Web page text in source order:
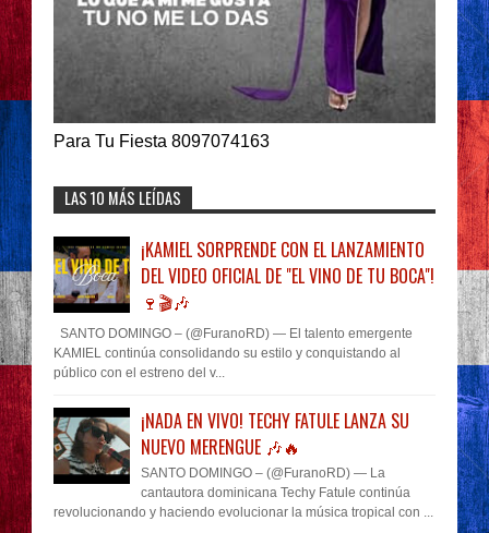
Para Tu Fiesta 8097074163
LAS 10 MÁS LEÍDAS
¡KAMIEL SORPRENDE CON EL LANZAMIENTO
DEL VIDEO OFICIAL DE "EL VINO DE TU BOCA"!
🍷🎬🎶
SANTO DOMINGO – (@FuranoRD) — El talento emergente
KAMIEL continúa consolidando su estilo y conquistando al
público con el estreno del v...
¡NADA EN VIVO! TECHY FATULE LANZA SU
NUEVO MERENGUE 🎶🔥
SANTO DOMINGO – (@FuranoRD) — La
cantautora dominicana Techy Fatule continúa
revolucionando y haciendo evolucionar la música tropical con ...